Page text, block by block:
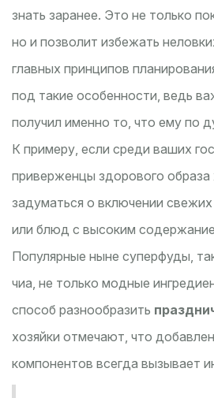
знать заранее. Это не только
но и позволит избежать
главных принципов
под такие особенности, ведь
получил именно то, что ему по
К примеру, если среди ваших
приверженцы здорового образа
задуматься о включении
или блюд с высоким
Популярные ныне суперфуды,
чиa, не только модные
способ разнообразить
хозяйки отмечают, что
компонентов всегда вызывает